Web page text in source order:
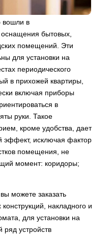
вошли в
бытовых,
помещений. Эти
для установки на
периодического
в прихожей квартиры,
включая приборы
в
руки. Такое
кроме удобства, дает
эффект, исключая фактор
помещения, не
момент: коридоры;
можете заказать
накладного и
для установки на
ряд устройств